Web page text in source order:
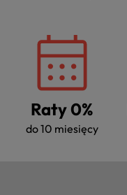
Raty 0%
do 10 miesięcy